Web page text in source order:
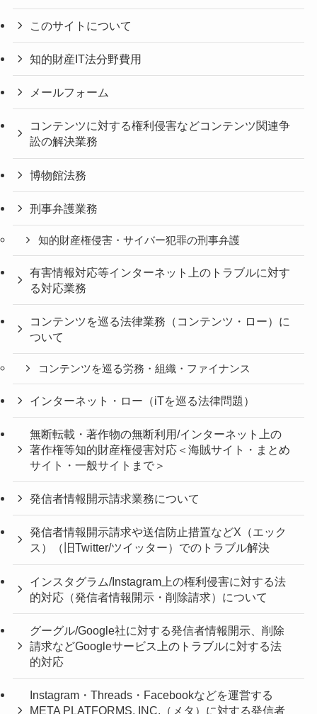
このサイトについて
知的財産IT法分野費用
メールフォーム
コンテンツに対する権利侵害などコンテンツ関連争
訟の解決業務
博物館法務
刑事弁護業務
知的財産権侵害・サイバー犯罪の刑事弁護
有害情報対応等インターネット上のトラブルに対す
る対応業務
コンテンツを巡る法律業務（コンテンツ・ロー）に
ついて
コンテンツを巡る労務・組織・ファイナンス
インターネット・ロー（iTを巡る法律問題）
無断転載・著作物の無断利用/インターネット上の
著作権等知的財産権侵害対応＜海賊サイト・まとめ
サイト・一般サイトまで＞
発信者情報開示請求業務について
発信者情報開示請求や送信防止措置などX（エック
ス）（旧Twitter/ツイッター）でのトラブル解決
インスタグラム/Instagram上の権利侵害に対する法
的対応（発信者情報開示・削除請求）について
グーグル/Google社に対する発信者情報開示、削除
請求などGoogleサービス上のトラブルに対する法
的対応
Instagram・Threads・Facebookなどを運営する
META PLATFORMS, INC.（メタ）に対する発信者